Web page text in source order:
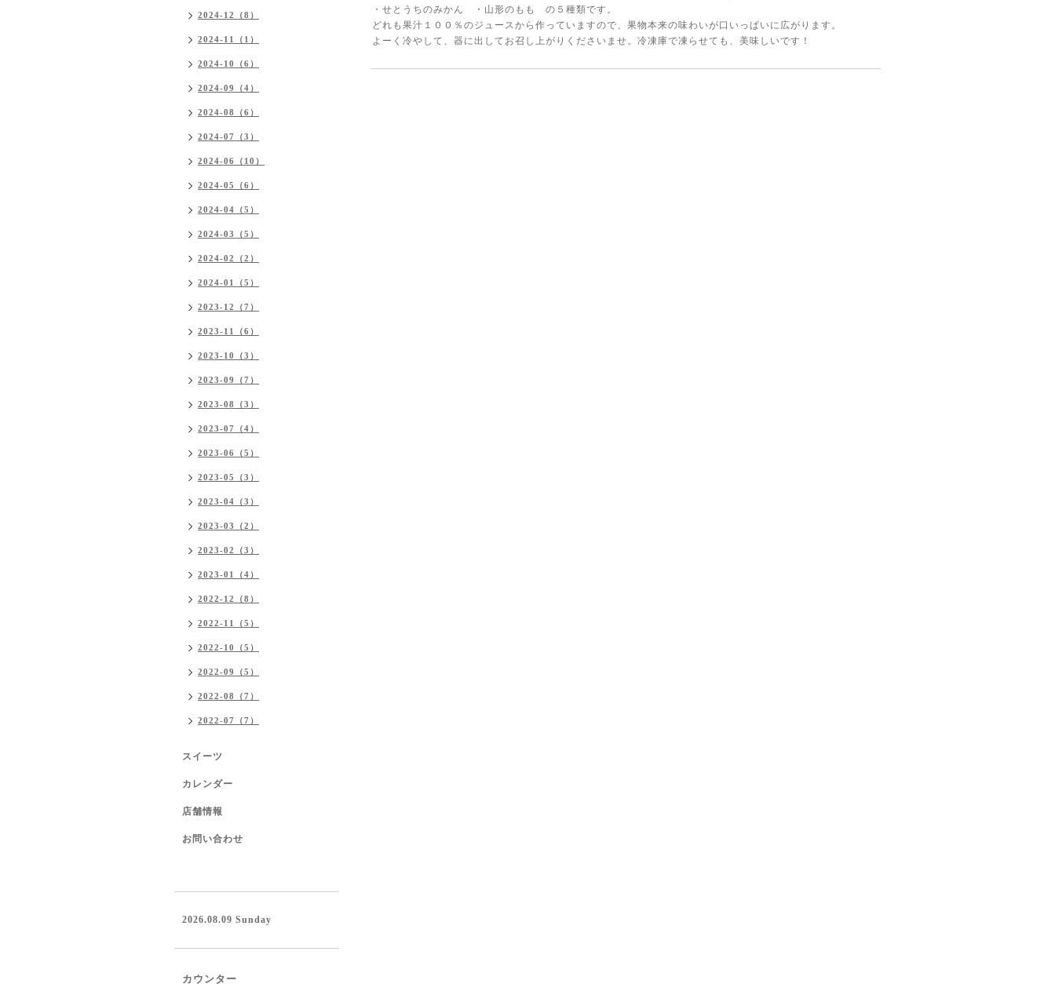
・せとうちのみかん ・山形のもも の５種類です。
どれも果汁１００％のジュースから作っていますので、果物本来の味わいが口いっぱいに広がります。
よーく冷やして、器に出してお召し上がりくださいませ。冷凍庫で凍らせても、美味しいです！
2024-12（8）
2024-11（1）
2024-10（6）
2024-09（4）
2024-08（6）
2024-07（3）
2024-06（10）
2024-05（6）
2024-04（5）
2024-03（5）
2024-02（2）
2024-01（5）
2023-12（7）
2023-11（6）
2023-10（3）
2023-09（7）
2023-08（3）
2023-07（4）
2023-06（5）
2023-05（3）
2023-04（3）
2023-03（2）
2023-02（3）
2023-01（4）
2022-12（8）
2022-11（5）
2022-10（5）
2022-09（5）
2022-08（7）
2022-07（7）
スイーツ
カレンダー
店舗情報
お問い合わせ
2026.08.09 Sunday
カウンター